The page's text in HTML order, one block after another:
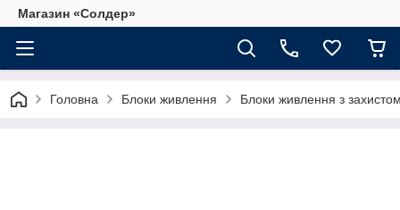
Магазин «Солдер»
Головна Блоки живлення Блоки живлення з